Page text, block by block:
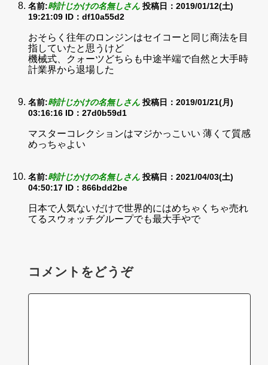
名前:時計じかけの名無しさん 投稿日：2019/01/12(土)
19:21:09 ID：df10a55d2
おそらく往年のロンジンはセイコーと同じ商法を目
指していたと思うけど
機械式、クォーツどちらも中途半端で自然と大手時
計業界から退場した
名前:時計じかけの名無しさん 投稿日：2019/01/21(月)
03:16:16 ID：27d0b59d1
マスターコレクションはマジかっこいい 薄くて質感
めっちゃよい
名前:時計じかけの名無しさん 投稿日：2021/04/03(土)
04:50:17 ID：866bdd2be
日本で人気ないだけで世界的にはめちゃくちゃ売れ
てるスウォッチグループでも最大手やで
コメントをどうぞ